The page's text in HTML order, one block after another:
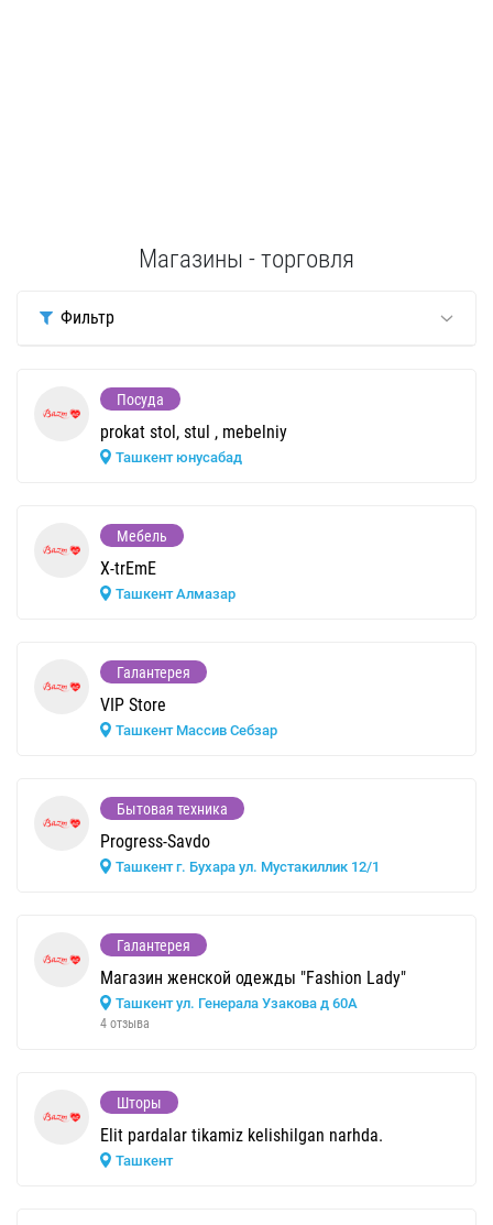
Магазины - торговля
Фильтр
Посуда
prokat stol, stul , mebelniy
Ташкент юнусабад
Мебель
X-trEmE
Ташкент Алмазар
Галантерея
VIP Store
Ташкент Массив Себзар
Бытовая техника
Progress-Savdo
Ташкент г. Бухара ул. Мустакиллик 12/1
Галантерея
Магазин женской одежды "Fashion Lady"
Ташкент ул. Генерала Узакова д 60А
4 отзыва
Шторы
Elit pardalar tikamiz kelishilgan narhda.
Ташкент